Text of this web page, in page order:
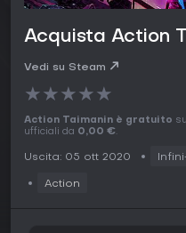
Acquista Action
Vedi su Steam
★★★★★
Action Taimanin è gratuito
ufficiali da 0,00 €.
Uscita: 05 ott 2020
Action